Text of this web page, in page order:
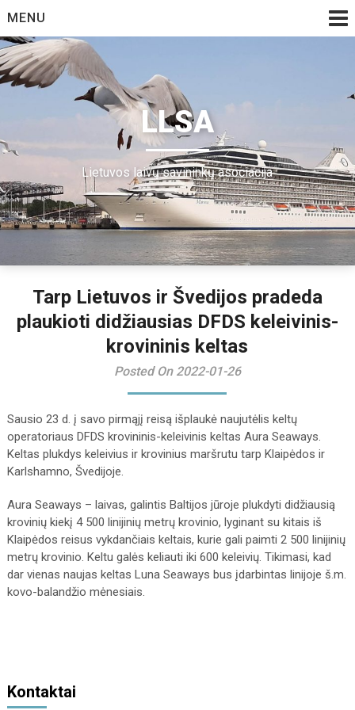
to
content
MENU
LLSA
Lietuvos laivų savininkų asociacija
Tarp Lietuvos ir Švedijos pradeda
plaukioti didžiausias DFDS keleivinis-
krovininis keltas
Posted On 2022-01-26
Sausio 23 d. į savo pirmąjį reisą išplaukė naujutėlis keltų
operatoriaus DFDS krovininis-keleivinis keltas Aura Seaways.
Keltas plukdys keleivius ir krovinius maršrutu tarp Klaipėdos ir
Karlshamno, Švedijoje.
Aura Seaways – laivas, galintis Baltijos jūroje plukdyti didžiausią
krovinių kiekį 4 500 linijinių metrų krovinio, lyginant su kitais iš
Klaipėdos reisus vykdančiais keltais, kurie gali paimti 2 500 linijinių
metrų krovinio. Keltu galės keliauti iki 600 keleivių. Tikimasi, kad
dar vienas naujas keltas Luna Seaways bus įdarbintas linijoje š.m.
kovo-balandžio mėnesiais.
Kontaktai